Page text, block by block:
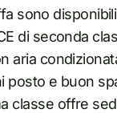
sono disponibili
di seconda
aria
posto e buon
classe offre